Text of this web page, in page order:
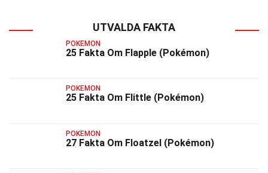
UTVALDA FAKTA
POKEMON
25 Fakta Om Flapple (Pokémon)
POKEMON
25 Fakta Om Flittle (Pokémon)
POKEMON
27 Fakta Om Floatzel (Pokémon)